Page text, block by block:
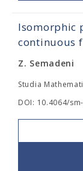
Isomorphic
continuous
Z. Semadeni
Studia
DOI: 10.4064/